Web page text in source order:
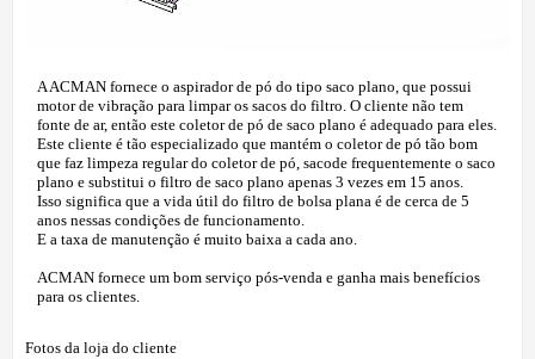
A ACMAN fornece o aspirador de pó do tipo saco plano, que possui
motor de vibração para limpar os sacos do filtro. O cliente não tem
fonte de ar, então este coletor de pó de saco plano é adequado para eles.
Este cliente é tão especializado que mantém o coletor de pó tão bom
que faz limpeza regular do coletor de pó, sacode frequentemente o saco
plano e substitui o filtro de saco plano apenas 3 vezes em 15 anos.
Isso significa que a vida útil do filtro de bolsa plana é de cerca de 5
anos nessas condições de funcionamento.
E a taxa de manutenção é muito baixa a cada ano.
ACMAN fornece um bom serviço pós-venda e ganha mais benefícios
para os clientes.
Fotos da loja do cliente